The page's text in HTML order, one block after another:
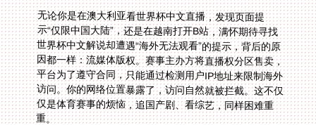
无论你是在澳大利亚看世界杯中文直播，发现页面提
示“仅限中国大陆”，还是在越南打开B站，满怀期待寻找
世界杯中文解说却遭遇“海外无法观看”的提示，背后的原
因都一样：流媒体版权。赛事主办方将直播权分区售卖，
平台为了遵守合同，只能通过检测用户IP地址来限制海外
访问。你的网络位置暴露了，访问自然就被拦截。这不仅
仅是体育赛事的烦恼，追国产剧、看综艺，同样困难重
重。